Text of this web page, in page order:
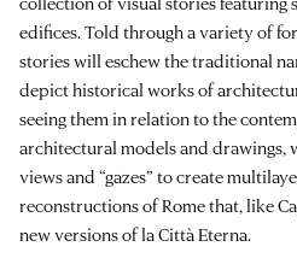
edifices. Told through a variety of
stories will eschew the traditional
depict historical works of
seeing them in relation to the
architectural models and drawings,
views and “gazes” to create
reconstructions of Rome that, like
new versions of la Città Eterna.